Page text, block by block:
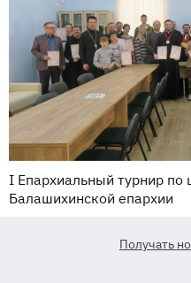
I Епархиальный турнир по
Балашихинской епархии
Получать